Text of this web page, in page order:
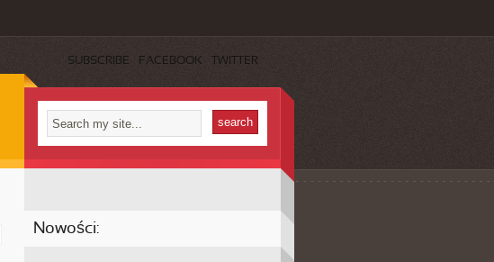
SUBSCRIBE FACEBOOK TWITTER
Nowości: